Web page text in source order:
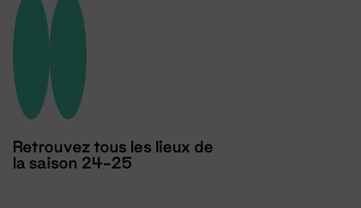
Retrouvez tous les lieux de
la saison 24-25